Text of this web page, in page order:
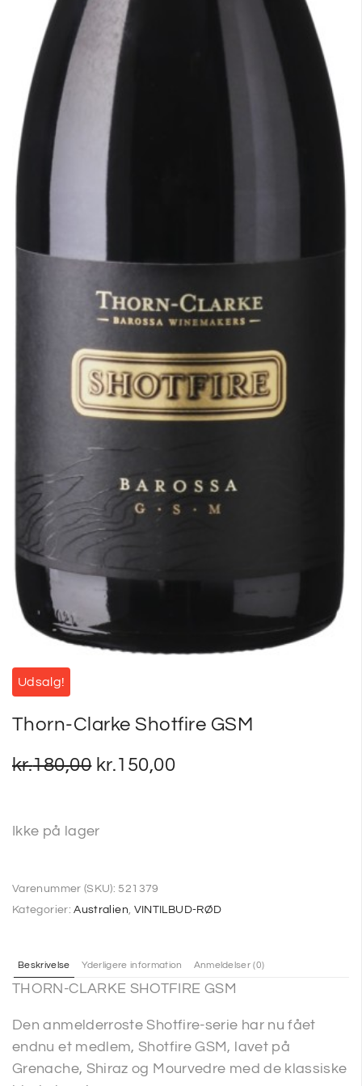
Udsalg!
Thorn-Clarke Shotfire GSM
kr.180,00 kr.150,00
Ikke på lager
Varenummer (SKU): 521379
Kategorier:Australien, VINTILBUD-RØD
Beskrivelse Yderligere information Anmeldelser (0)
THORN-CLARKE SHOTFIRE GSM
Den anmelderroste Shotfire-serie har nu fået
endnu et medlem, Shotfire GSM, lavet på
Grenache, Shiraz og Mourvedre med de klassiske